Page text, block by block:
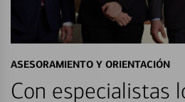
ASESORAMIENTO Y ORIENTACIÓN
Con especialistas